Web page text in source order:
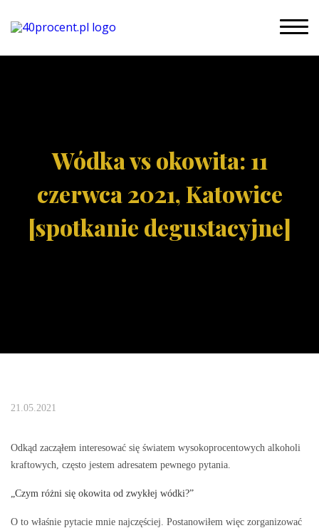
Wódka vs okowita: 11
czerwca 2021, Katowice
[spotkanie degustacyjne]
21.05.2021
Odkąd zacząłem interesować się światem wysokoprocentowych alkoholi
kraftowych, często jestem adresatem pewnego pytania.
„Czym różni się okowita od zwykłej wódki?”
O to właśnie pytacie mnie najczęściej. Postanowiłem więc zorganizować